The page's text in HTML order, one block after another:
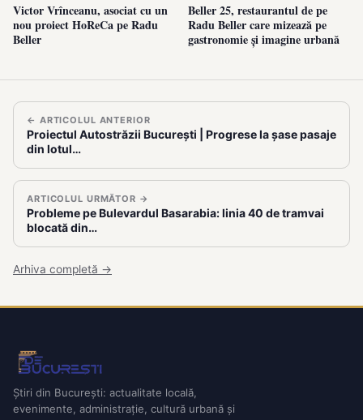
Victor Vrînceanu, asociat cu un
nou proiect HoReCa pe Radu
Beller
Beller 25, restaurantul de pe
Radu Beller care mizează pe
gastronomie și imagine urbană
← ARTICOLUL ANTERIOR
Proiectul Autostrăzii București | Progrese la șase pasaje
din lotul…
ARTICOLUL URMĂTOR →
Probleme pe Bulevardul Basarabia: linia 40 de tramvai
blocată din…
Arhiva completă →
Știri din București: actualitate locală,
evenimente, administrație, cultură urbană și